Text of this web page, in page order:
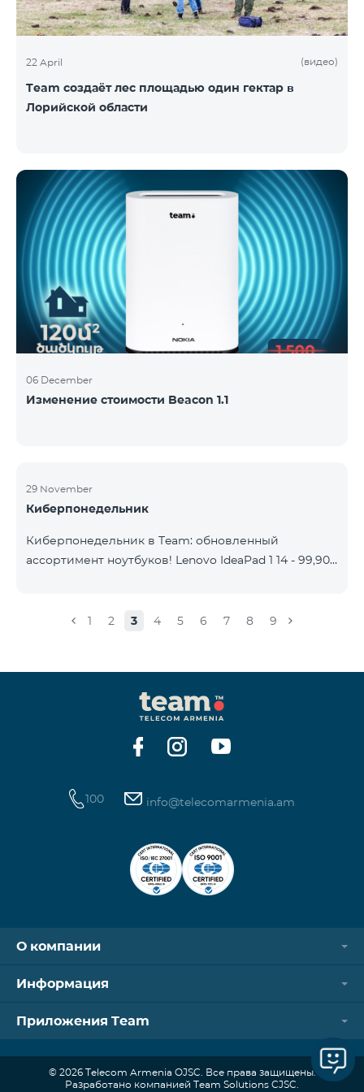
22 April (видео)
Team создаёт лес площадью один гектар в
Лорийской области
06 December
Изменение стоимости Beacon 1.1
29 November
Киберпонедельник
Киберпонедельник в Team: обновленный
ассортимент ноутбуков! Lenovo IdeaPad 1 14 - 99,900
от: 3,730 AMD ASUS B1502CV - 359,000 ֏ |
ASUS X1504V - 264,000 ֏ | Ежемесячный платеж от:
5,500 AMD ASUS E1504G - 175,000 ֏ | Ежемесячный
платеж от: 3,645 AMD Dell Vostro 3520 - 159,000 ֏ |
Ежемесячный платеж от: 3,320
1 2 3 4 5 6 7 8 9
100 info@telecomarmenia.am
О компании
Информация
Приложения Team
© 2026 Telecom Armenia OJSC. Все права защищены.
Разработано компанией Team Solutions CJSC.